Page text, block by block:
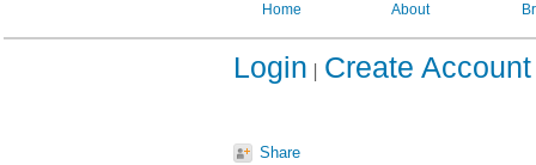
Home About
Login Create Account
Share